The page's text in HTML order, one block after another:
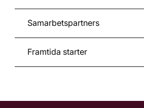
Samarbetspartners
Framtida starter